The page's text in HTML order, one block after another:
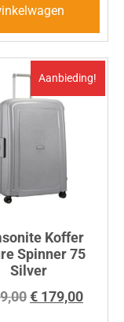
Aanbieding!
Koffer
Spinner 75
Silver
€ 179,00